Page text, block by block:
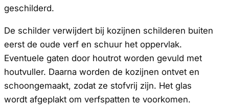
geschilderd.
De schilder verwijdert bij kozijnen schilderen buiten
eerst de oude verf en schuur het oppervlak.
Eventuele gaten door houtrot worden gevuld met
houtvuller. Daarna worden de kozijnen ontvet en
schoongemaakt, zodat ze stofvrij zijn. Het glas
wordt afgeplakt om verfspatten te voorkomen.